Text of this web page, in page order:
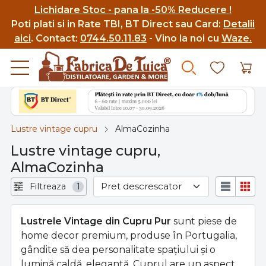
Lichidare Stoc - pana la -50% Reducere !
Poti plati si in Rate TBI, BT Direct sau Card: Detalii
aici. Contact: 0744.50.11.83 - Vino la noi cu Waze.
Lustre vintage cupru AlmaCozinha
Lustre vintage cupru,
AlmaCozinha
Filtreaza 1
Lustrele Vintage din Cupru Pur sunt piese de
home decor premium, produse în Portugalia,
gândite să dea personalitate spațiului și o